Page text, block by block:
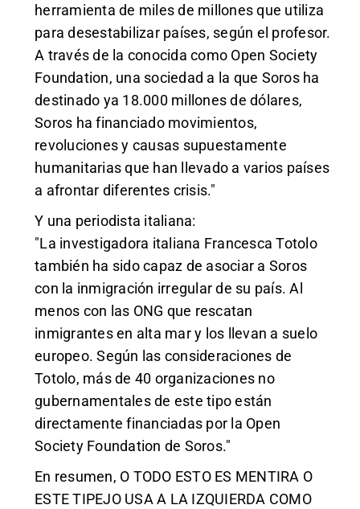
herramienta de miles de millones que utiliza
para desestabilizar países, según el profesor.
A través de la conocida como Open Society
Foundation, una sociedad a la que Soros ha
destinado ya 18.000 millones de dólares,
Soros ha financiado movimientos,
revoluciones y causas supuestamente
humanitarias que han llevado a varios países
a afrontar diferentes crisis."
Y una periodista italiana:
"La investigadora italiana Francesca Totolo
también ha sido capaz de asociar a Soros
con la inmigración irregular de su país. Al
menos con las ONG que rescatan
inmigrantes en alta mar y los llevan a suelo
europeo. Según las consideraciones de
Totolo, más de 40 organizaciones no
gubernamentales de este tipo están
directamente financiadas por la Open
Society Foundation de Soros."
En resumen, O TODO ESTO ES MENTIRA O
ESTE TIPEJO USA A LA IZQUIERDA COMO